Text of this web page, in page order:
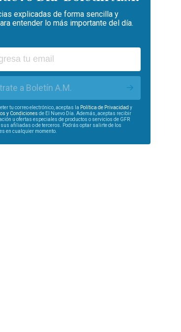
explicadas de forma sencilla y
entender lo más importante del día.
a Boletín A.M.
tu correo electrónico, aceptas la Política de Privacidad y
y Condiciones de El Nuevo Día. Además, aceptas recibir
u ofertas especiales de productos o servicios de GFR
sus afiliadas o de terceros. Podrás optar salirte de los
en cualquier momento.